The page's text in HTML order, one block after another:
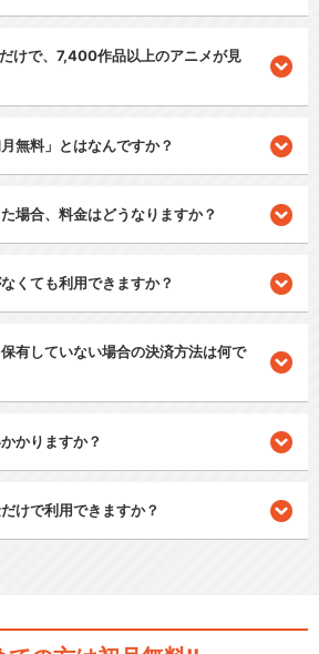
けで、7,400作品以上のアニメが見
無料」とはなんですか？
場合、料金はどうなりますか？
くても利用できますか？
有していない場合の決済方法は何で
かりますか？
けで利用できますか？